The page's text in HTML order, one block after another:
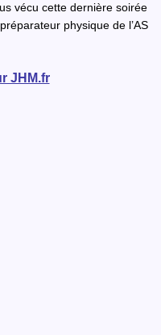
vécu cette dernière soirée
physique de l’AS
JHM.fr